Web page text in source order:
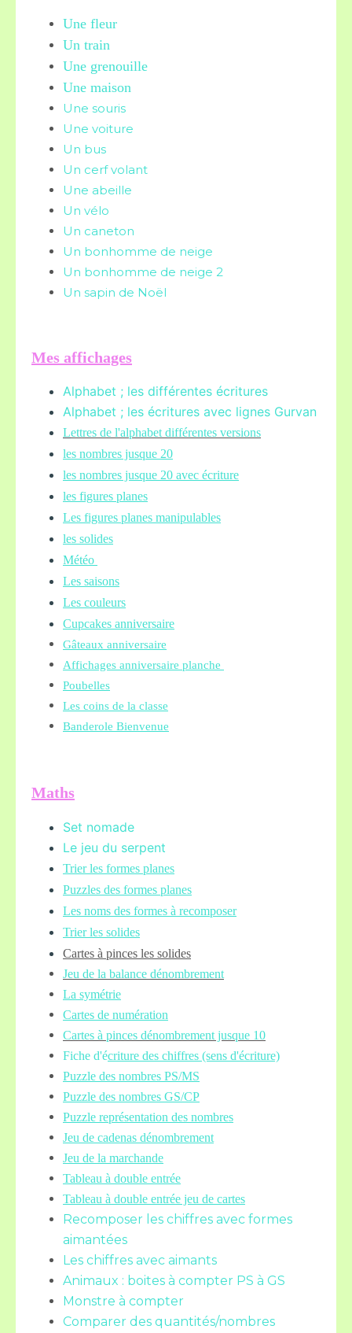
Une fleur
Un train
Une grenouille
Une maison
Une souris
Une voiture
Un bus
Un cerf volant
Une abeille
Un vélo
Un caneton
Un bonhomme de neige
Un bonhomme de neige 2
Un sapin de Noël
Mes affichages
Alphabet ; les différentes écritures
Alphabet ; les écritures avec lignes Gurvan
Lettres de l'alphabet différentes versions
les nombres jusque 20
les nombres jusque 20 avec écriture
les figures planes
Les figures planes manipulables
les solides
Météo
Les saisons
Les couleurs
Cupcakes anniversaire
Gâteaux anniversaire
Affichages anniversaire planche
Poubelles
Les coins de la classe
Banderole Bienvenue
Maths
Set nomade
Le jeu du serpent
Trier les formes planes
Puzzles des formes planes
Les noms des formes à recomposer
Trier les solides
Cartes à pinces les solides
Jeu de la balance dénombrement
La symétrie
Cartes de numération
Cartes à pinces dénombrement jusque 10
Fiche d'écriture des chiffres (sens d'écriture)
Puzzle des nombres PS/MS
Puzzle des nombres GS/CP
Puzzle représentation des nombres
Jeu de cadenas dénombrement
Jeu de la marchande
Tableau à double entrée
Tableau à double entrée jeu de cartes
Recomposer les chiffres avec formes
aimantées
Les chiffres avec aimants
Animaux : boites à compter PS à GS
Monstre à compter
Comparer des quantités/nombres